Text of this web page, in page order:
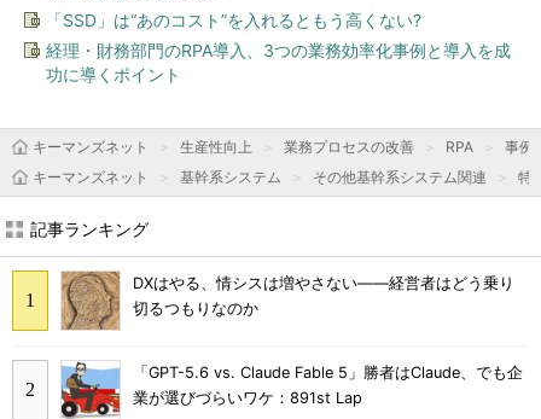
「SSD」は“あのコスト”を入れるともう高くない?
経理・財務部門のRPA導入、3つの業務効率化事例と導入を成
功に導くポイント
キーマンズネット 生産性向上 業務プロセスの改善 RPA
事例
キーマンズネット
基幹系システム その他基幹系システム関連 特
記事ランキング
DXはやる、情シスは増やさない――経営者はどう乗り
切るつもりなのか
「GPT-5.6 vs. Claude Fable 5」勝者はClaude、でも企
業が選びづらいワケ：891st Lap